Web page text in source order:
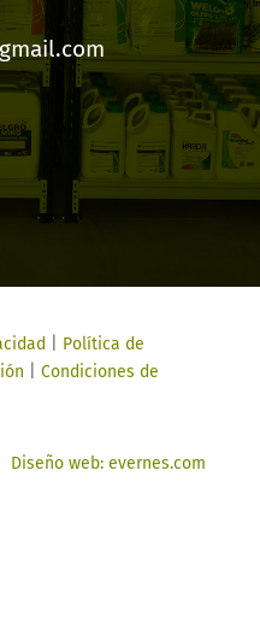
Política de
Condiciones de
Diseño web: evernes.com